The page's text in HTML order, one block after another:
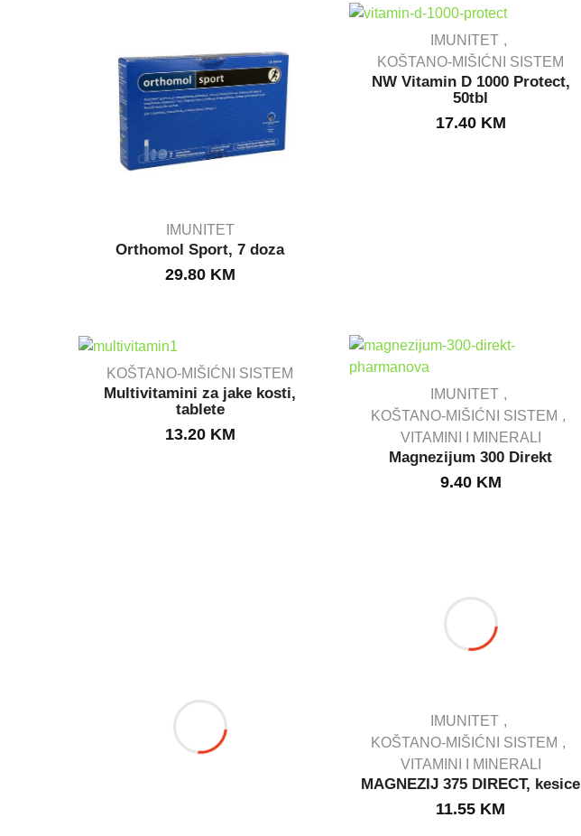
IN STOCK
IMUNITET
Orthomol Sport, 7 doza
29.80 KM
IN STOCK
IMUNITET
KOŠTANO-MIŠIĆNI SISTEM
NW Vitamin D 1000 Protect,
50tbl
17.40 KM
KOŠTANO-MIŠIĆNI SISTEM
Multivitamini za jake kosti,
tablete
13.20 KM
IN STOCK
IMUNITET
KOŠTANO-MIŠIĆNI SISTEM
VITAMINI I MINERALI
Magnezijum 300 Direkt
9.40 KM
IN STOCK
IMUNITET
KOŠTANO-MIŠIĆNI SISTEM
VITAMINI I MINERALI
MAGNEZIJ 375 DIRECT, kesice
11.55 KM